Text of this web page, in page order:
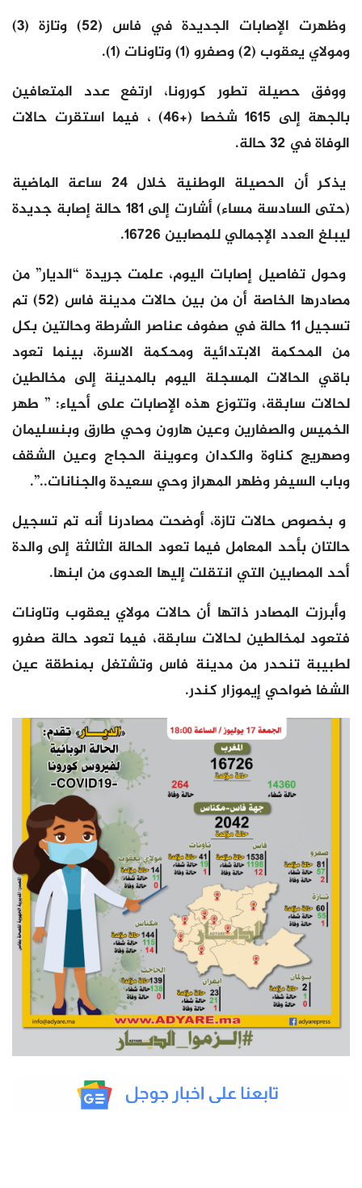
وظهرت الإصابات الجديدة في فاس (52) وتازة (3)
ومولاي يعقوب (2) وصفرو (1) وتاونات (1).
ووفق حصيلة تطور كورونا، ارتفع عدد المتعافين
بالجهة إلى 1615 شخصا (+46) ، فيما استقرت حالات
الوفاة في 32 حالة.
يذكر أن الحصيلة الوطنية خلال 24 ساعة الماضية
(حتى السادسة مساء) أشارت إلى 181 حالة إصابة جديدة
ليبلغ العدد الإجمالي للمصابين 16726.
وحول تفاصيل إصابات اليوم، علمت جريدة “الديار” من
مصادرها الخاصة أن من بين حالات مدينة فاس (52) تم
تسجيل 11 حالة في صفوف عناصر الشرطة وحالتين بكل
من المحكمة الابتدائية ومحكمة الاسرة، بينما تعود
باقي الحالات المسجلة اليوم بالمدينة إلى مخالطين
لحالات سابقة، وتتوزع هذه الإصابات على أحياء: ” طهر
الخميس والصفارين وعين هارون وحي طارق وبنسليمان
وصهريج كناوة والكدان وعوينة الحجاج وعين الشقف
وباب السيفر وظهر المهراز وحي سعيدة والجنانات..”.
و بخصوص حالات تازة، أوضحت مصادرنا أنه تم تسجيل
حالتان بأحد المعامل فيما تعود الحالة الثالثة إلى والدة
أحد المصابين التي انتقلت إليها العدوى من ابنها.
وأبرزت المصادر ذاتها أن حالات مولاي يعقوب وتاونات
فتعود لمخالطين لحالات سابقة، فيما تعود حالة صفرو
لطبيبة تنحدر من مدينة فاس وتشتغل بمنطقة عين
الشفا ضواحي إيموزار كندر.